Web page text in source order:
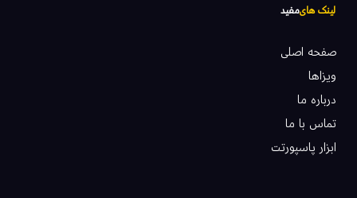
لینک هایمفید
صفحه اصلی
ویزاها
درباره ما
تماس با ما
ابزار پاسپورتت